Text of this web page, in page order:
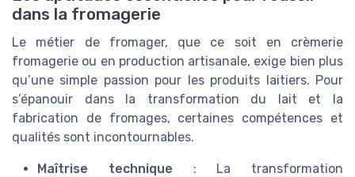
dans la fromagerie
Le métier de fromager, que ce soit en crèmerie
fromagerie ou en production artisanale, exige bien plus
qu’une simple passion pour les produits laitiers. Pour
s’épanouir dans la transformation du lait et la
fabrication de fromages, certaines compétences et
qualités sont incontournables.
Maîtrise technique : La transformation